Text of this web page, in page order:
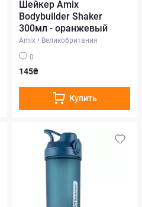
Шейкер Amix
Bodybuilder Shaker
300мл - оранжевый
Amix • Великобритания
0
145₴
Купить